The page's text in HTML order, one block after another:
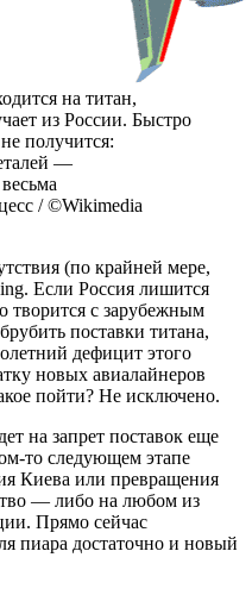
на титан,
из России. Быстро
получится:
—
/ ©Wikimedia
(по крайней мере,
Если Россия лишится
творится с зарубежным
поставки титана,
дефицит этого
новых авиалайнеров
пойти? Не исключено.
на запрет поставок еще
то следующем этапе
Киева или превращения
— либо на любом из
Прямо сейчас
пиара достаточно и новый